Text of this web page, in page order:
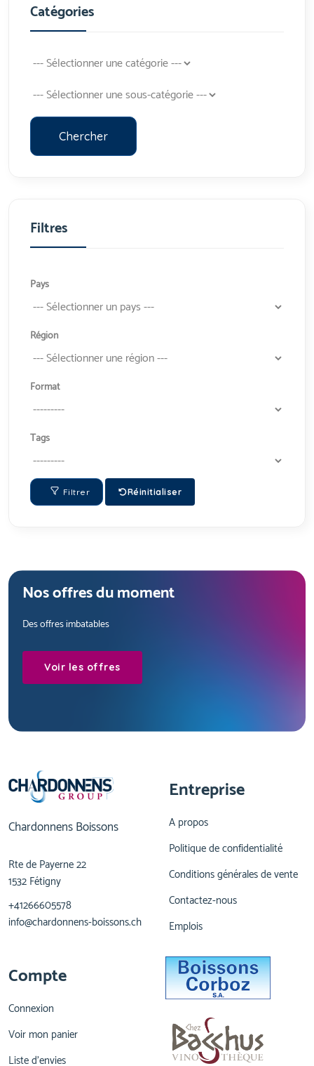
Catégories
Chercher
Filtres
Pays
Région
Format
Tags
Filtrer Réinitialiser
Nos offres du moment
Des offres imbatables
Voir les offres
Chardonnens Boissons
Rte de Payerne 22
1532 Fétigny
+41266605578
info@chardonnens-boissons.ch
Entreprise
A propos
Politique de confidentialité
Conditions générales de vente
Contactez-nous
Emplois
Compte
Connexion
Voir mon panier
Liste d'envies